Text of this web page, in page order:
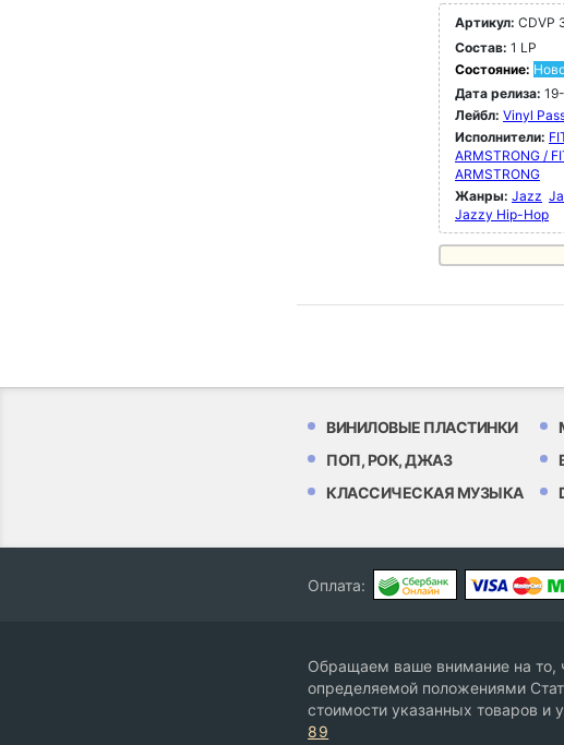
Артикул: CDVP
Состав: 1 LP
Состояние:
Дата релиза:
Лейбл: Vinyl
Исполнители:
ARMSTRONG /
ARMSTRONG
Жанры: Jazz
Jazzy Hip-Hop
ВИНИЛОВЫЕ ПЛАСТИНКИ
ПОП, РОК, ДЖАЗ
КЛАССИЧЕСКАЯ МУЗЫКА
Оплата:
Обращаем ваше внимание на то,
определяемой положениями
стоимости указанных товаров и
89